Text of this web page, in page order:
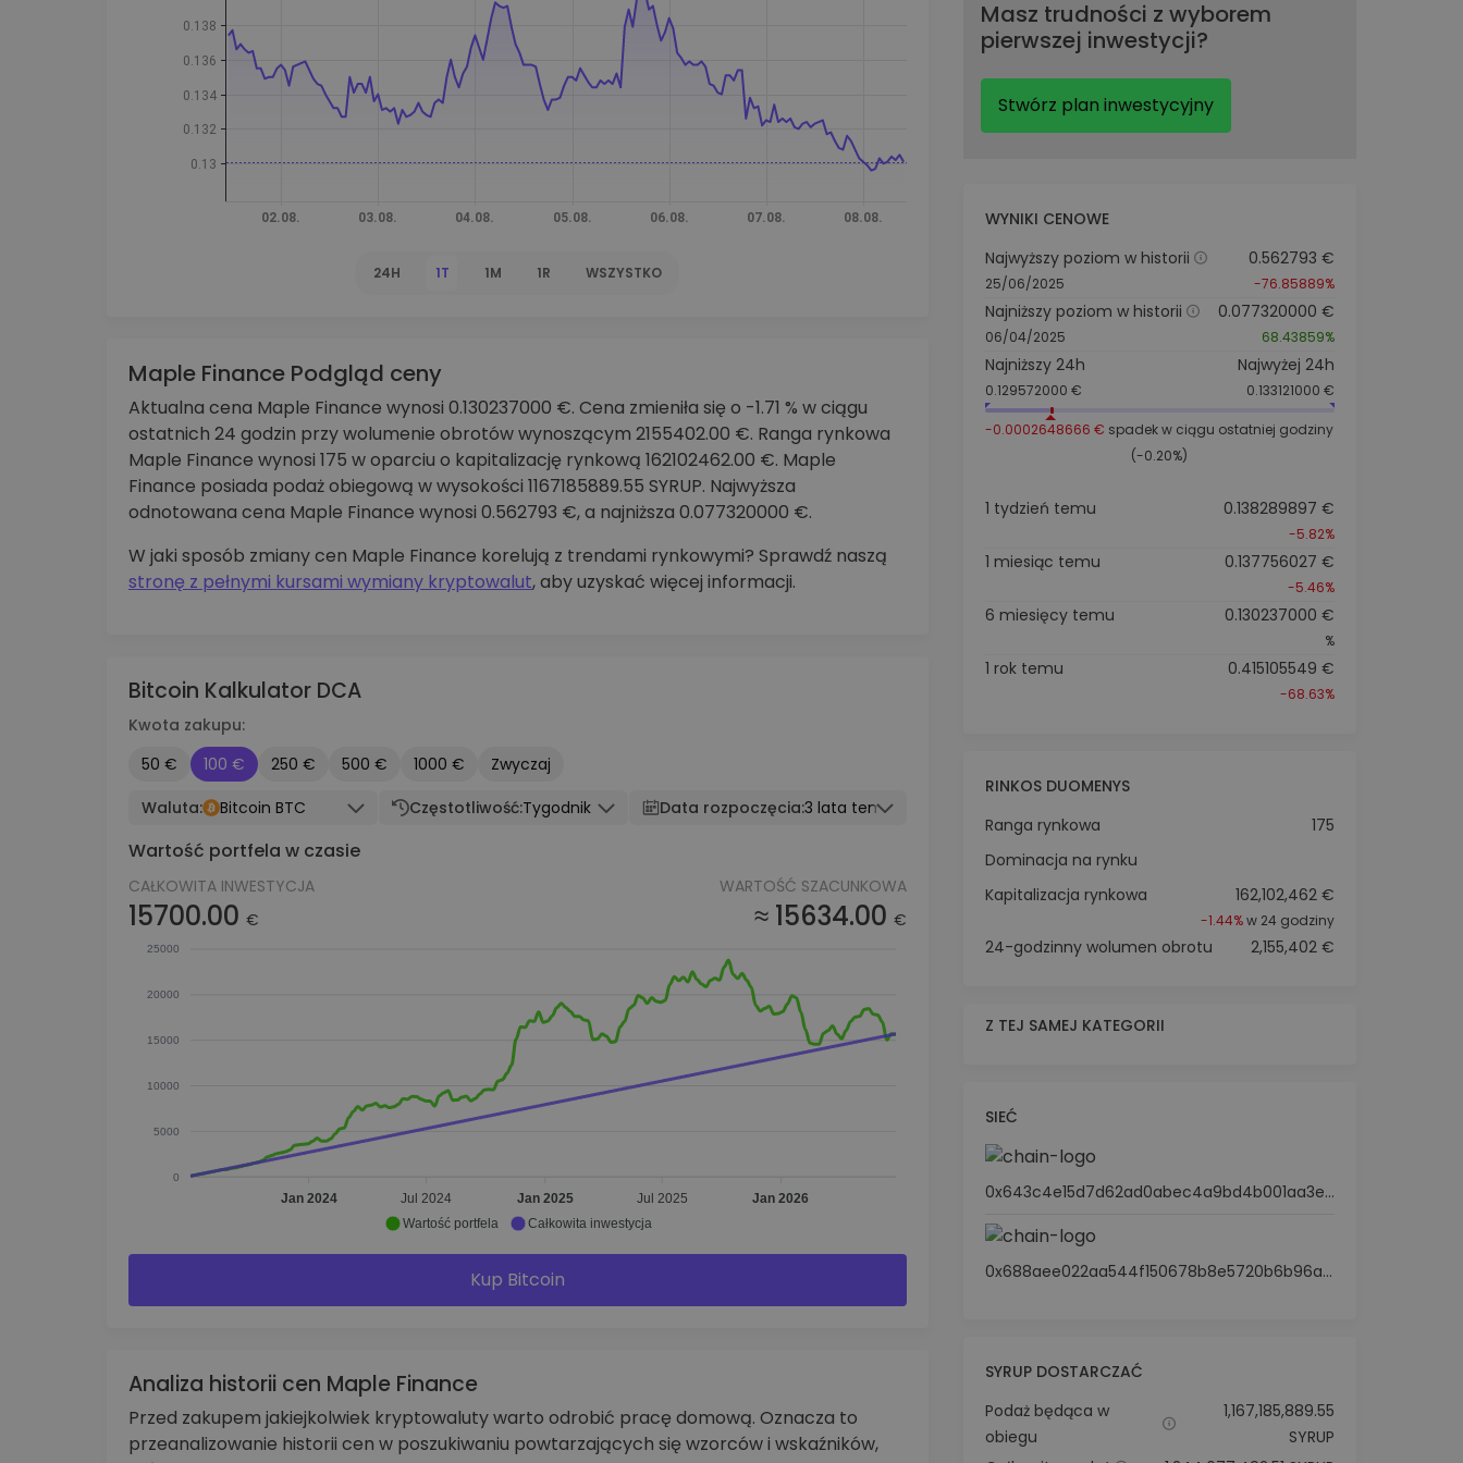
Znajdź swoją strategię kryptowalut
24H 1T 1M 1R WSZYSTKO
Maple Finance Podgląd ceny
Aktualna cena Maple Finance wynosi 0.130237000 €. Cena zmieniła się o -1.71 % w ciągu
ostatnich 24 godzin przy wolumenie obrotów wynoszącym 2155402.00 €. Ranga rynkowa
Maple Finance wynosi 175 w oparciu o kapitalizację rynkową 162102462.00 €. Maple
Finance posiada podaż obiegową w wysokości 1167185889.55 SYRUP. Najwyższa
odnotowana cena Maple Finance wynosi 0.562793 €, a najniższa 0.077320000 €.
W jaki sposób zmiany cen Maple Finance korelują z trendami rynkowymi? Sprawdź naszą
stronę z pełnymi kursami wymiany kryptowalut, aby uzyskać więcej informacji.
Bitcoin Kalkulator DCA
Kwota zakupu:
50 €
100 € 250 € 500 € 1000 €
Zwyczaj
Waluta:
Bitcoin BTC Częstotliwość:Tygodnik Data rozpoczęcia:3 lata temu
Wartość portfela w czasie
CAŁKOWITA INWESTYCJA
15700.00 €
WARTOŚĆ SZACUNKOWA
≈ 15634.00 €
25000
20000
15000
10000
5000
0
Jan 2024 Jul 2024 Jan 2025 Jul 2025 Jan 2026
Wartość portfela Całkowita inwestycja
Kup Bitcoin
Analiza historii cen Maple Finance
Przed zakupem jakiejkolwiek kryptowaluty warto odrobić pracę domową. Oznacza to
przeanalizowanie historii cen w poszukiwaniu powtarzających się wzorców i wskaźników,
Masz trudności z wyborem
pierwszej inwestycji?
Stwórz plan inwestycyjny
WYNIKI CENOWE
Najwyższy poziom w historii
25/06/2025
0.562793 €
-76.85889%
Najniższy poziom w historii
06/04/2025
0.077320000 €
68.43859%
Najniższy 24h
0.129572000 €
Najwyżej 24h
0.133121000 €
-0.0002648666 € spadek w ciągu ostatniej godziny
(-0.20%)
1 tydzień temu 0.138289897 €
-5.82%
1 miesiąc temu 0.137756027 €
-5.46%
6 miesięcy temu 0.130237000 €
%
1 rok temu 0.415105549 €
-68.63%
RINKOS DUOMENYS
Ranga rynkowa
175
Dominacja na rynku
Kapitalizacja rynkowa
162,102,462 €
-1.44%w 24 godziny
24-godzinny wolumen obrotu 2,155,402 €
Z TEJ SAMEJ KATEGORII
SIEĆ
0x643c4e15d7d62ad0abec4a9bd4b001aa3ef52d66
0x688aee022aa544f150678b8e5720b6b96a9e9a2f
SYRUP DOSTARCZAĆ
Podaż będąca w
obiegu
1,167,185,889.55
SYRUP